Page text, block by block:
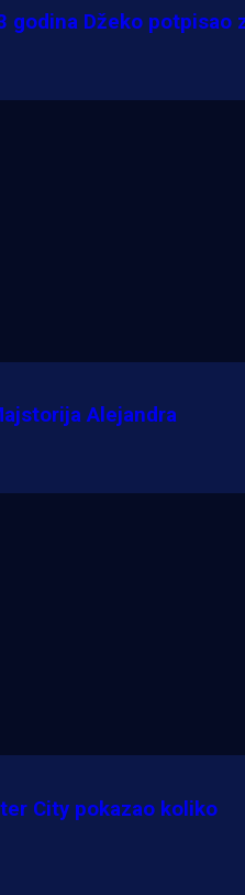
zadovoljan: Evo
o transferu
Juventus!
godina Džeko potpisao
Alejandra
City pokazao koliko